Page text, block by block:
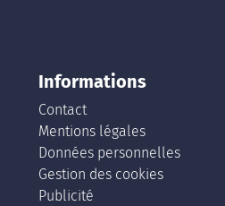
Informations
Contact
Mentions légales
Données personnelles
Gestion des cookies
Publicité